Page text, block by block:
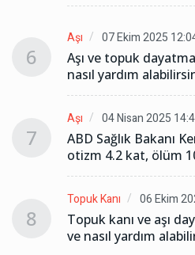
6
Aşı 07 Ekim 2025
Aşı ve topuk
nasıl yardım
7
Aşı 04 Nisan 2025
ABD Sağlık Bakanı
otizm 4.2 kat, ölüm
8
Topuk Kanı 06 Ekim
Topuk kanı ve aşı
ve nasıl yardım